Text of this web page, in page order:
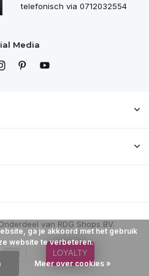
telefonisch via 0712032554
Media
ga je akkoord met het gebruik
website te verbeteren.
Meer over cookies »
LOYALTY